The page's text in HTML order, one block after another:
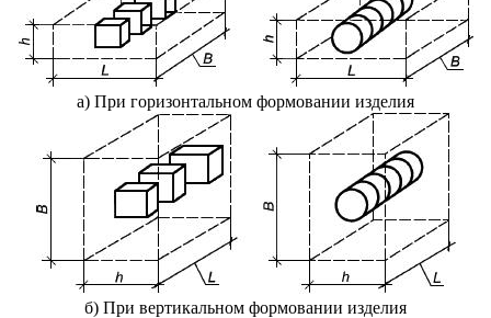
а) При горизонтальном формовании изделия
б) При вертикальном формовании изделия